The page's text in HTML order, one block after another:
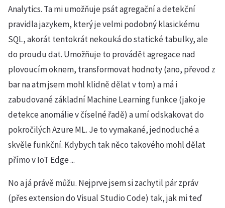
Analytics. Ta mi umožňuje psát agregační a detekční
pravidla jazykem, který je velmi podobný klasickému
SQL, akorát tentokrát nekouká do statické tabulky, ale
do proudu dat. Umožňuje to provádět agregace nad
plovoucím oknem, transformovat hodnoty (ano, převod z
bar na atm jsem mohl klidně dělat v tom) a má i
zabudované základní Machine Learning funkce (jako je
detekce anomálie v číselné řadě) a umí odskakovat do
pokročilých Azure ML. Je to vymakané, jednoduché a
skvěle funkční. Kdybych tak něco takového mohl dělat
přímo v IoT Edge ...
No a já právě můžu. Nejprve jsem si zachytil pár zpráv
(přes extension do Visual Studio Code) tak, jak mi teď